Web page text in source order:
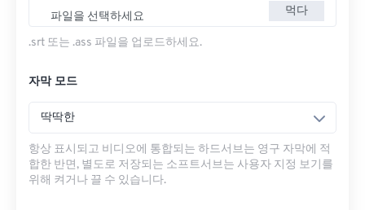
파일을 선택하세요 먹다
.srt 또는 .ass 파일을 업로드하세요.
자막 모드
딱딱한
항상 표시되고 비디오에 통합되는 하드서브는 영구 자막에 적
합한 반면, 별도로 저장되는 소프트서브는 사용자 지정 보기를
위해 켜거나 끌 수 있습니다.